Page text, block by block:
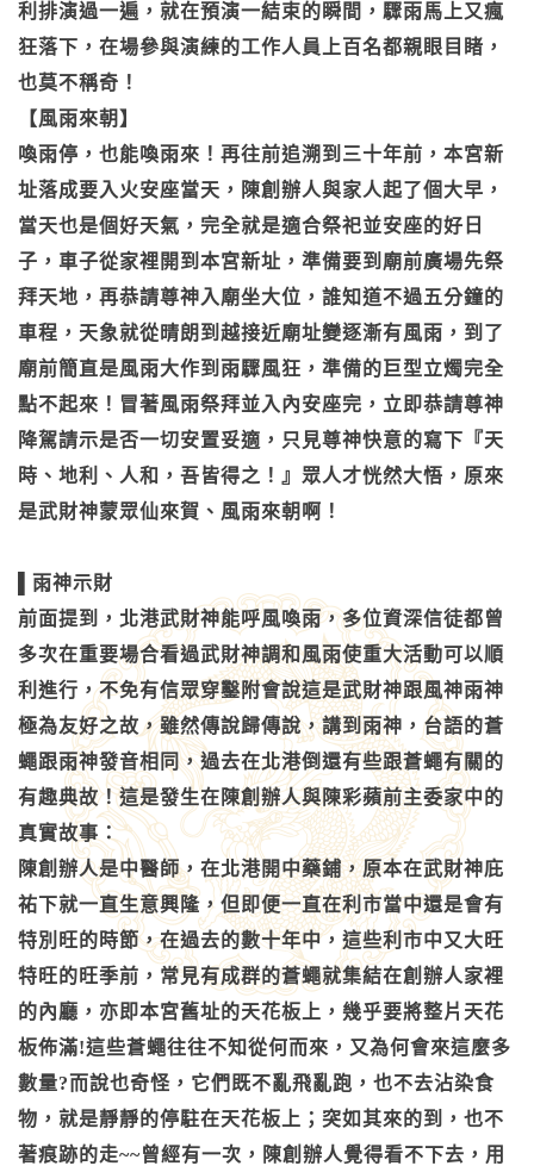
利排演過一遍，就在預演一結束的瞬間，驟雨馬上又瘋
狂落下，在場參與演練的工作人員上百名都親眼目睹，
也莫不稱奇！
【風雨來朝】
喚雨停，也能喚雨來！再往前追溯到三十年前，本宮新
址落成要入火安座當天，陳創辦人與家人起了個大早，
當天也是個好天氣，完全就是適合祭祀並安座的好日
子，車子從家裡開到本宮新址，準備要到廟前廣場先祭
拜天地，再恭請尊神入廟坐大位，誰知道不過五分鐘的
車程，天象就從晴朗到越接近廟址變逐漸有風雨，到了
廟前簡直是風雨大作到雨驟風狂，準備的巨型立燭完全
點不起來！冒著風雨祭拜並入內安座完，立即恭請尊神
降駕請示是否一切安置妥適，只見尊神快意的寫下『天
時、地利、人和，吾皆得之！』眾人才恍然大悟，原來
是武財神蒙眾仙來賀、風雨來朝啊！
▌雨神示財
前面提到，北港武財神能呼風喚雨，多位資深信徒都曾
多次在重要場合看過武財神調和風雨使重大活動可以順
利進行，不免有信眾穿鑿附會說這是武財神跟風神雨神
極為友好之故，雖然傳說歸傳說，講到雨神，台語的蒼
蠅跟雨神發音相同，過去在北港倒還有些跟蒼蠅有關的
有趣典故！這是發生在陳創辦人與陳彩蘋前主委家中的
真實故事：
陳創辦人是中醫師，在北港開中藥鋪，原本在武財神庇
祐下就一直生意興隆，但即便一直在利市當中還是會有
特別旺的時節，在過去的數十年中，這些利市中又大旺
特旺的旺季前，常見有成群的蒼蠅就集結在創辦人家裡
的內廳，亦即本宮舊址的天花板上，幾乎要將整片天花
板佈滿!這些蒼蠅往往不知從何而來，又為何會來這麼多
數量?而說也奇怪，它們既不亂飛亂跑，也不去沾染食
物，就是靜靜的停駐在天花板上；突如其來的到，也不
著痕跡的走~~曾經有一次，陳創辦人覺得看不下去，用